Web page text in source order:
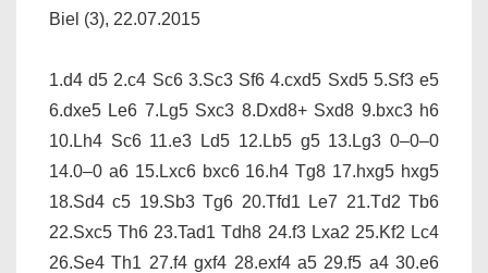
Biel (3), 22.07.2015
1.d4 d5 2.c4 Sc6 3.Sc3 Sf6 4.cxd5 Sxd5 5.Sf3 e5
6.dxe5 Le6 7.Lg5 Sxc3 8.Dxd8+ Sxd8 9.bxc3 h6
10.Lh4 Sc6 11.e3 Ld5 12.Lb5 g5 13.Lg3 0–0–0
14.0–0 a6 15.Lxc6 bxc6 16.h4 Tg8 17.hxg5 hxg5
18.Sd4 c5 19.Sb3 Tg6 20.Tfd1 Le7 21.Td2 Tb6
22.Sxc5 Th6 23.Tad1 Tdh8 24.f3 Lxa2 25.Kf2 Lc4
26.Se4 Th1 27.f4 gxf4 28.exf4 a5 29.f5 a4 30.e6